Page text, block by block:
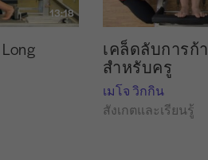
13:18
เคล็ดลับการก้
สำหรับครู
เมโจ วิกกิน
สังเกตและเรียนรู้